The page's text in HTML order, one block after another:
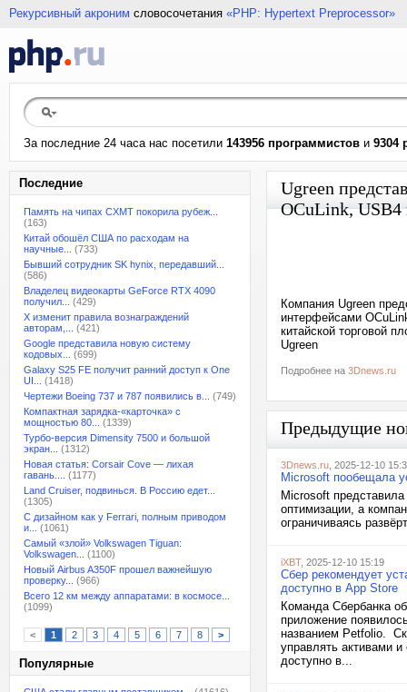
Рекурсивный акроним словосочетания «PHP: Hypertext Preprocessor»
За последние 24 часа нас посетили 143956 программистов и 9304
Последние
Память на чипах CXMT покорила рубеж...
(163)
Китай обошёл США по расходам на
научные...
(733)
Бывший сотрудник SK hynix, передавший...
(586)
Владелец видеокарты GeForce RTX 4090
получил...
(429)
X изменит правила вознаграждений
авторам,...
(421)
Google представила новую систему
кодовых...
(699)
Galaxy S25 FE получит ранний доступ к One
UI...
(1418)
Чертежи Boeing 737 и 787 появились в...
(749)
Компактная зарядка-«карточка» с
мощностью 80...
(1339)
Турбо-версия Dimensity 7500 и большой
экран...
(1312)
Новая статья: Corsair Cove — лихая
гавань....
(1177)
Land Cruiser, подвинься. В Россию едет...
(1305)
С дизайном как у Ferrari, полным приводом
и...
(1061)
Самый «злой» Volkswagen Tiguan:
Volkswagen...
(1100)
Новый Airbus A350F прошел важнейшую
проверку...
(966)
Всего 12 км между аппаратами: в космосе...
(1099)
< 1 2 3 4 5 6 7 8 >
Популярные
Ugreen
OCuLink,
Компания Ugreen
интерфейсами
китайской торговой
Ugreen
Подробнее на 3Dnews.ru
Предыдущие
3Dnews.ru , 2025-12-10
Microsoft пообещала
Microsoft
оптимизации, а
ограничиваясь
iXBT, 2025-12-10 15:19
Сбер рекомендует
доступно в App Store
Команда Сбербанка
приложение
названием Petfolio.
управлять активами
доступно в...